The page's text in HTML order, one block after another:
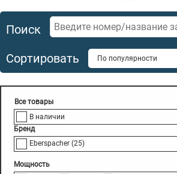
Поиск
Сортировать
В наличии
Бренд
Eberspacher (25)
Мощность